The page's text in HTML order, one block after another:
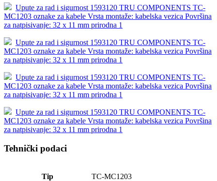
Upute za rad i sigurnost 1593120 TRU COMPONENTS TC-
MC1203 oznake za kabele Vrsta montaže: kabelska vezica Površina
za natpisivanje: 32 x 11 mm prirodna 1
Upute za rad i sigurnost 1593120 TRU COMPONENTS TC-
MC1203 oznake za kabele Vrsta montaže: kabelska vezica Površina
za natpisivanje: 32 x 11 mm prirodna 1
Upute za rad i sigurnost 1593120 TRU COMPONENTS TC-
MC1203 oznake za kabele Vrsta montaže: kabelska vezica Površina
za natpisivanje: 32 x 11 mm prirodna 1
Upute za rad i sigurnost 1593120 TRU COMPONENTS TC-
MC1203 oznake za kabele Vrsta montaže: kabelska vezica Površina
za natpisivanje: 32 x 11 mm prirodna 1
Tehnički podaci
Tip TC-MC1203